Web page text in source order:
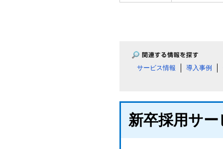
サービス情報 導入事例
新卒採用サ